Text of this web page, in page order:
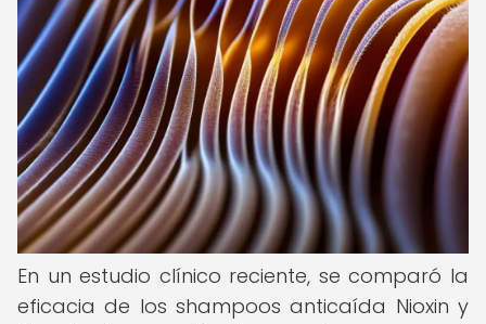
En un estudio clínico reciente, se comparó la
eficacia de los shampoos anticaída Nioxin y